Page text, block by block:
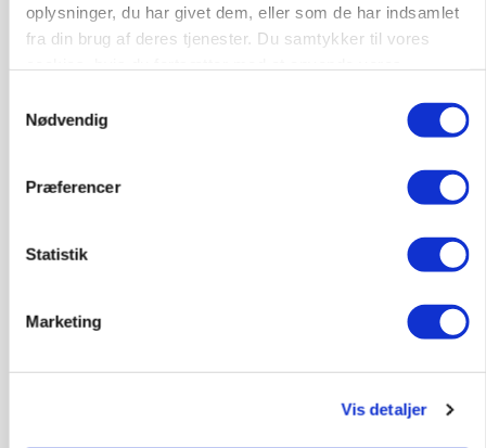
oplysninger, du har givet dem, eller som de har indsamlet
fra din brug af deres tjenester. Du samtykker til vores
Nødvendig
Præferencer
Statistik
Marketing
Vis detaljer
Grambogård får oksekød på menuen hos